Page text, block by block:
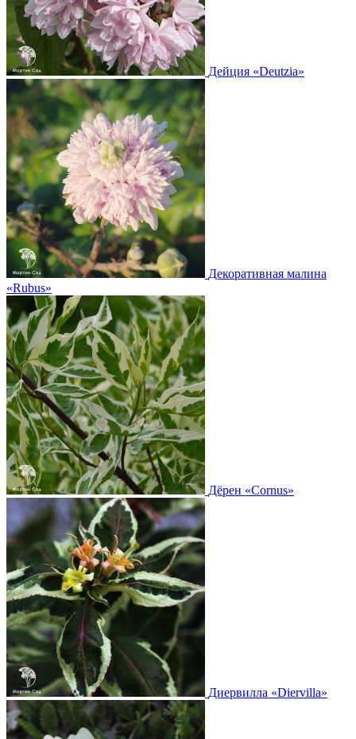
Дейция «Deutzia»
Декоративная малина
«Rubus»
Дёрен «Cornus»
Диервилла «Diervilla»